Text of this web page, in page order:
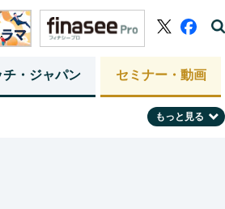
チ・ジャパン セミナー・動画
もっと見る